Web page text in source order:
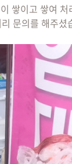
쌓이고 쌓여
문의를 해주셨